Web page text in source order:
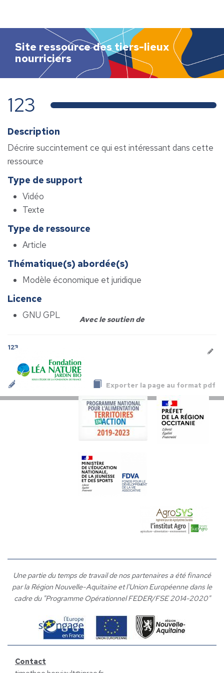
r
h
e
r
Site ressource des tiers-lieux
nourriciers
123
Description
Décrire succintement ce qui est intéressant dans cette
ressource
Type de support
Vidéo
Texte
Type de ressource
Article
Thématique(s) abordée(s)
Modèle économique et juridique
Licence
GNU GPL
123
Exporter la page au format pdf
Avec le soutien de
Une partie du temps de travail de nos partenaires a été financé
par la Région Nouvelle-Aquitaine et l'Union Européenne dans le
cadre du "Programme Opérationnel FEDER/FSE 2014-2020"
Contact